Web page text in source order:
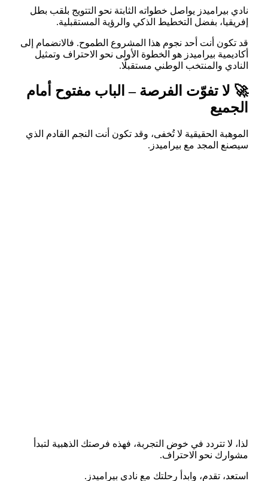
نادي بيراميدز يواصل خطواته الثابتة نحو التتويج بلقب بطل
إفريقيا، بفضل التخطيط الذكي والرؤية المستقبلية.
قد تكون أنت أحد نجوم هذا المشروع الطموح. فالانضمام إلى
أكاديمية بيراميدز هو الخطوة الأولى نحو الاحتراف وتمثيل
النادي والمنتخب الوطني مستقبلًا.
🚀 لا تفوّت الفرصة – الباب مفتوح أمام
الجميع
الموهبة الحقيقية لا تُخفى، وقد تكون أنت النجم القادم الذي
سيصنع المجد مع بيراميدز.
لذا، لا تتردد في خوض التجربة، فهذه فرصتك الذهبية لتبدأ
مشوارك نحو الاحتراف.
استعد، تقدم، وابدأ رحلتك مع نادي بيراميدز.